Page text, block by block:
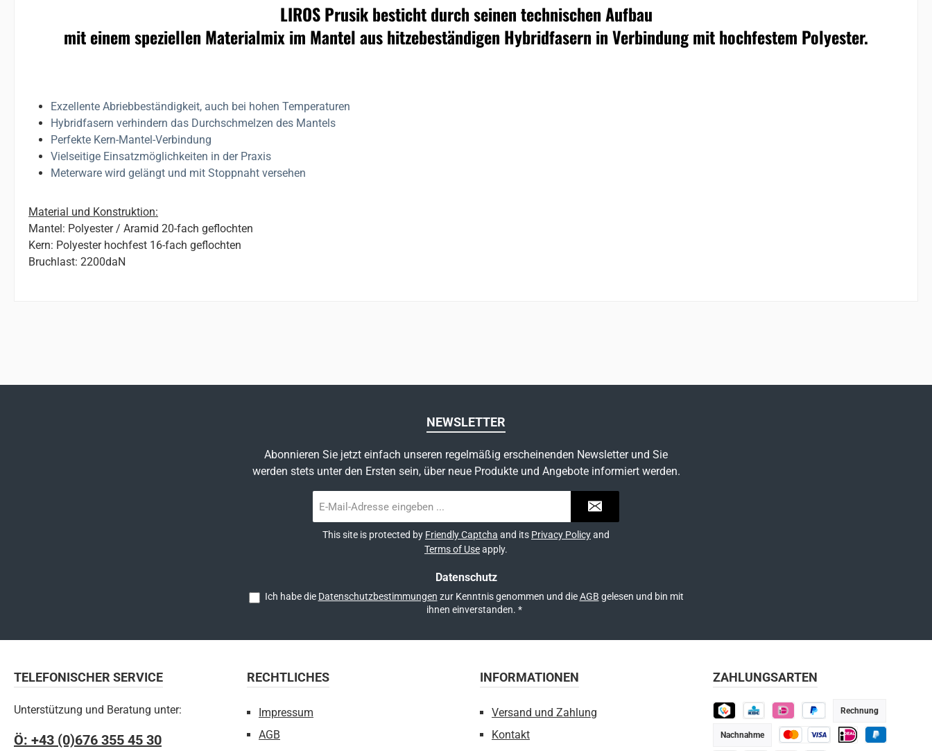
LIROS Prusik besticht durch seinen technischen Aufbau
mit einem speziellen Materialmix im Mantel aus hitzebeständigen Hybridfasern in Verbindung mit hochfestem Polyester.
Exzellente Abriebbeständigkeit, auch bei hohen Temperaturen
Hybridfasern verhindern das Durchschmelzen des Mantels
Perfekte Kern-Mantel-Verbindung
Vielseitige Einsatzmöglichkeiten in der Praxis
Meterware wird gelängt und mit Stoppnaht versehen
Material und Konstruktion:
Mantel: Polyester / Aramid 20-fach geflochten
Kern: Polyester hochfest 16-fach geflochten
Bruchlast: 2200daN
NEWSLETTER
Abonnieren Sie jetzt einfach unseren regelmäßig erscheinenden Newsletter und Sie
werden stets unter den Ersten sein, über neue Produkte und Angebote informiert werden.
Mail-
This site is protected by Friendly Captcha and its Privacy Policyand
Terms of Useapply.
Datenschutz
Ich habe die Datenschutzbestimmungen zur Kenntnis genommen und dieAGB gelesen und bin mit
ihnen einverstanden. *
TELEFONISCHER SERVICE
Unterstützung und Beratung unter:
Ö: +43 (0)676 355 45 30
RECHTLICHES
Impressum
AGB
INFORMATIONEN
Versand und Zahlung
Kontakt
ZAHLUNGSARTEN
iDEALSpäter bezahlen
Rechnung
Nachnahme